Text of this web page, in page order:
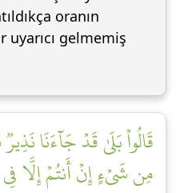
oranın
uyarıcı gelmemiş
قَالُواْ بَلَىٰ قَدۡ جَآءَنَا
مِن شَيۡءٍ إِنۡ أَنتُمۡ إِلَّا